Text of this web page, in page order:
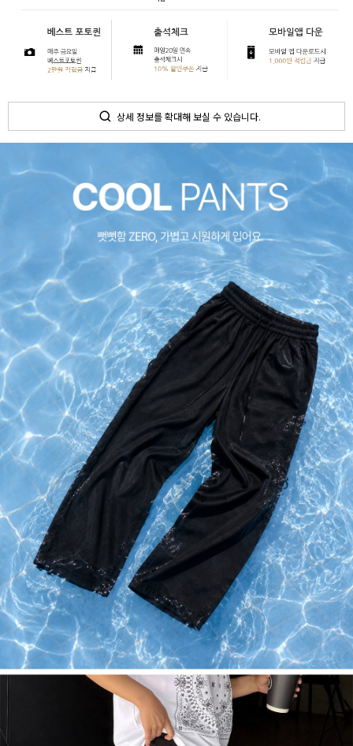
상세 정보를 확대해 보실 수 있습니다.